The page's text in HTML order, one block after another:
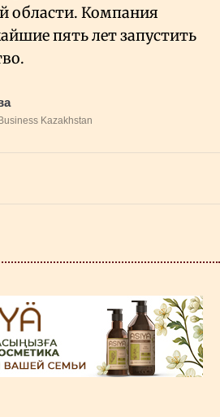
области. Компания
пять лет запустить
Kazakhstan